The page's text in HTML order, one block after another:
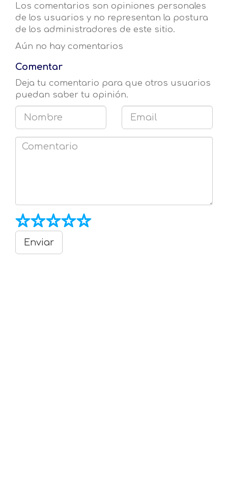
Los comentarios son opiniones personales
de los usuarios y no representan la postura
de los administradores de este sitio.
Aún no hay comentarios
Comentar
Deja tu comentario para que otros usuarios
puedan saber tu opinión.